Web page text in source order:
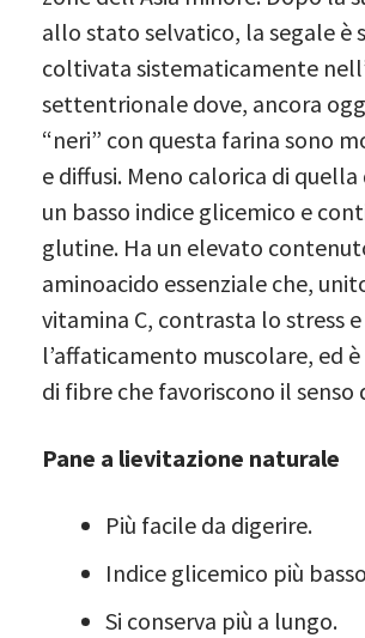
allo stato selvatico, la segale è
coltivata sistematicamente
settentrionale dove, ancora
“neri” con questa farina sono
e diffusi. Meno calorica di
un basso indice glicemico e
glutine. Ha un elevato
aminoacido essenziale che,
vitamina C, contrasta lo stress e
l’affaticamento muscolare, ed
di fibre che favoriscono il senso
Pane a lievitazione naturale
Più facile da digerire.
Indice glicemico più
Si conserva più a lungo.